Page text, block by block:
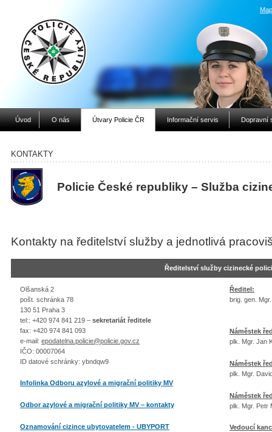
Úvod O nás Útvary Policie ČR Informační servis Dopravní
KONTAKTY
Policie České republiky – Služba
Kontakty na ředitelství služby a jednotlivá
Ředitelství služby cizinecké
Olšanská 2
pošt. schránka 78
130 51 Praha 3
tel:: +420 974 841 219 – sekretariát ředitele
fax: +420 974 841 093
e-mail: epodatelna.policie@policie.gov.cz
IČO: 00007064
ID datové schránky: ybndqw9
Infolinka Odboru azylové a migrační politiky MV
Odbor azylové a migrační politiky MV – kontakty
Oznamování cizince ubytovatelem - UBYPORT
Ředitel:
brig. gen.
Náměstek
plk. Mgr. Jan
Náměstek
plk. Mgr.
Náměstek
plk. Mgr. Petr
Vedoucí